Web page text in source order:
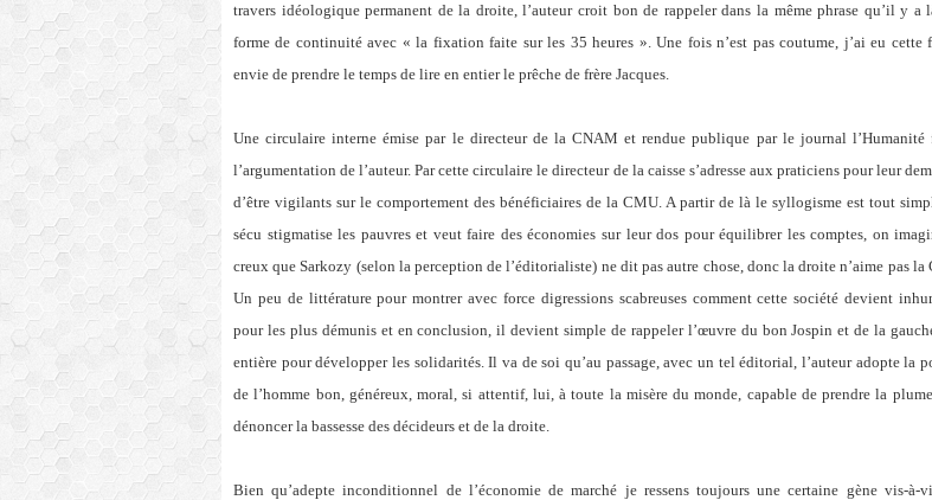
travers idéologique permanent de la droite, l’auteur croit bon de rappeler dans la même phrase qu’il y a
forme de continuité avec « la fixation faite sur les 35 heures ». Une fois n’est pas coutume, j’ai eu cette
envie de prendre le temps de lire en entier le prêche de frère Jacques.
Une circulaire interne émise par le directeur de la CNAM et rendue publique par le journal l’Humanité
l’argumentation de l’auteur. Par cette circulaire le directeur de la caisse s’adresse aux praticiens pour leur
d’être vigilants sur le comportement des bénéficiaires de la CMU. A partir de là le syllogisme est tout
sécu stigmatise les pauvres et veut faire des économies sur leur dos pour équilibrer les comptes, on
creux que Sarkozy (selon la perception de l’éditorialiste) ne dit pas autre chose, donc la droite n’aime pas la
Un peu de littérature pour montrer avec force digressions scabreuses comment cette société devient
pour les plus démunis et en conclusion, il devient simple de rappeler l’œuvre du bon Jospin et de la
entière pour développer les solidarités. Il va de soi qu’au passage, avec un tel éditorial, l’auteur adopte la
de l’homme bon, généreux, moral, si attentif, lui, à toute la misère du monde, capable de prendre la
dénoncer la bassesse des décideurs et de la droite.
Bien qu’adepte inconditionnel de l’économie de marché je ressens toujours une certaine gène vis-à-